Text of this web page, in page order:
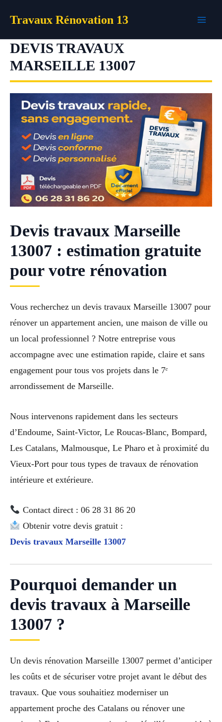
Travaux Rénovation 13
DEVIS TRAVAUX
MARSEILLE 13007
Devis travaux Marseille
13007 : estimation gratuite
pour votre rénovation
Vous recherchez un devis travaux Marseille 13007 pour
rénover un appartement ancien, une maison de ville ou
un local professionnel ? Notre entreprise vous
accompagne avec une estimation rapide, claire et sans
engagement pour tous vos projets dans le 7ᵉ
arrondissement de Marseille.
Nous intervenons rapidement dans les secteurs
d’Endoume, Saint-Victor, Le Roucas-Blanc, Bompard,
Les Catalans, Malmousque, Le Pharo et à proximité du
Vieux-Port pour tous types de travaux de rénovation
intérieure et extérieure.
Contact direct : 06 28 31 86 20
Obtenir votre devis gratuit :
Devis travaux Marseille 13007
Pourquoi demander un
devis travaux à Marseille
13007 ?
Un devis rénovation Marseille 13007 permet d’anticiper
les coûts et de sécuriser votre projet avant le début des
travaux. Que vous souhaitiez moderniser un
appartement proche des Catalans ou rénover une